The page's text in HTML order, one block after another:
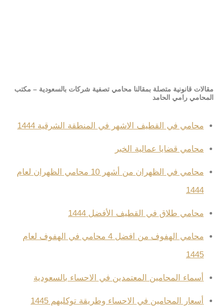
مقالات قانونية متصلة بمقالنا محامي تصفية شركات بالسعودية – مكتب
المحامي رامي الحامد
محامي في القطيف الاشهر في المنطقة الشرقية 1444
محامي قضايا عمالية الخبر
محامي في الظهران من أشهر 10 محامي الظهران لعام
1444
محامي طلاق في القطيف الأفضل 1444
محامي الهفوف من افضل 4 محامي في الهفوف لعام
1445
أسماء المحامين المعتمدين في الاحساء بالسعودية
أسعار المحامين في الاحساء وطريقة توكليهم 1445